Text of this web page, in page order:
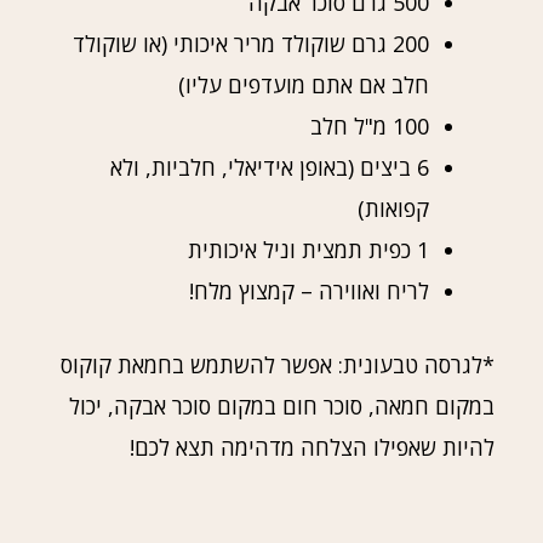
200 גרם שוקולד מריר איכותי (או שוקולד
חלב אם אתם מועדפים עליו)
100 מ"ל חלב
6 ביצים (באופן אידיאלי, חלביות, ולא
קפואות)
1 כפית תמצית וניל איכותית
לריח ואווירה – קמצוץ מלח!
*לגרסה טבעונית: אפשר להשתמש בחמאת קוקוס
במקום חמאה, סוכר חום במקום סוכר אבקה, יכול
להיות שאפילו הצלחה מדהימה תצא לכם!